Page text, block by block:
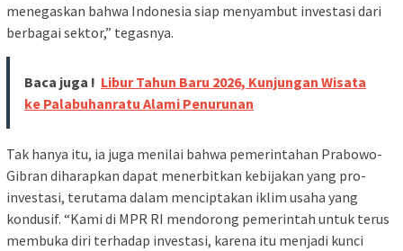
menegaskan bahwa Indonesia siap menyambut investasi dari
berbagai sektor,” tegasnya.
Baca juga ! Libur Tahun Baru 2026, Kunjungan Wisata
ke Palabuhanratu Alami Penurunan
Tak hanya itu, ia juga menilai bahwa pemerintahan Prabowo-
Gibran diharapkan dapat menerbitkan kebijakan yang pro-
investasi, terutama dalam menciptakan iklim usaha yang
kondusif. “Kami di MPR RI mendorong pemerintah untuk terus
membuka diri terhadap investasi, karena itu menjadi kunci